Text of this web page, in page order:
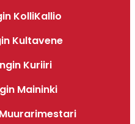
KolliKallio
Kultavene
Kuriiri
Maininki